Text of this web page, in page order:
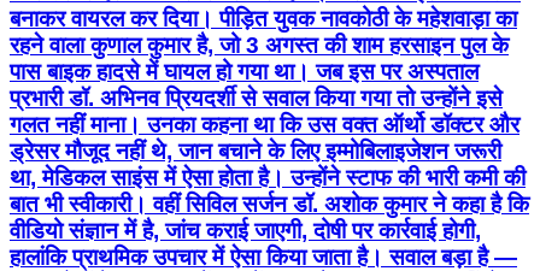
बनाकर वायरल कर दिया। पीड़ित युवक नावकोठी के महेशवाड़ा का
रहने वाला कुणाल कुमार है, जो 3 अगस्त की शाम हरसाइन पुल के
पास बाइक हादसे में घायल हो गया था। जब इस पर अस्पताल
प्रभारी डॉ. अभिनव प्रियदर्शी से सवाल किया गया तो उन्होंने इसे
गलत नहीं माना। उनका कहना था कि उस वक्त ऑर्थो डॉक्टर और
ड्रेसर मौजूद नहीं थे, जान बचाने के लिए इम्मोबिलाइजेशन जरूरी
था, मेडिकल साइंस में ऐसा होता है। उन्होंने स्टाफ की भारी कमी की
बात भी स्वीकारी। वहीं सिविल सर्जन डॉ. अशोक कुमार ने कहा है कि
वीडियो संज्ञान में है, जांच कराई जाएगी, दोषी पर कार्रवाई होगी,
हालांकि प्राथमिक उपचार में ऐसा किया जाता है। सवाल बड़ा है —